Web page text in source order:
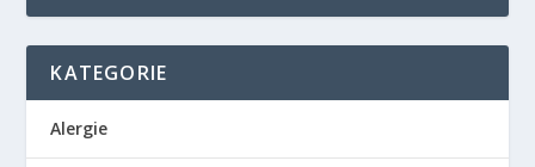
KATEGORIE
Alergie